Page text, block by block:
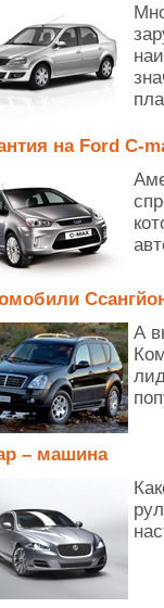
на Ford C-
А
– машина